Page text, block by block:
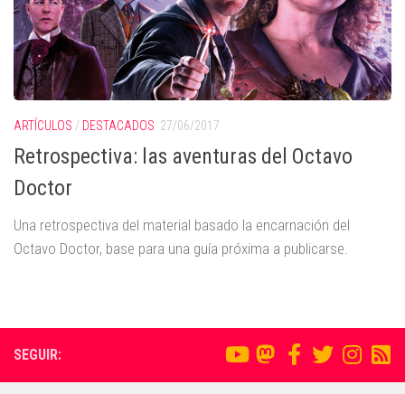
ARTÍCULOS / DESTACADOS 27/06/2017
Retrospectiva: las aventuras del Octavo
Doctor
Una retrospectiva del material basado la encarnación del
Octavo Doctor, base para una guía próxima a publicarse.
SEGUIR: